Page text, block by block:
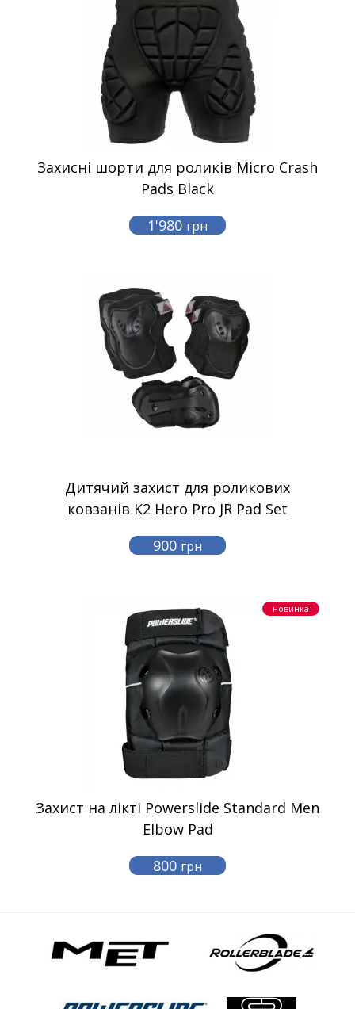
Захисні шорти для роликів Micro Crash
Pads Black
1'980 грн
Дитячий захист для роликових
ковзанів К2 Hero Pro JR Pad Set
900 грн
новинка
Захист на лікті Powerslide Standard Men
Elbow Pad
800 грн